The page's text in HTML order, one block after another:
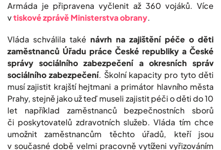
Armáda je připravena vyčlenit až 360 vojáků. Více
vtiskové zprávě Ministerstva obrany.
Vláda schválila také návrh na zajištění péče o děti
zaměstnanců Úřadu práce České republiky a České
správy sociálního zabezpečení a okresních správ
sociálního zabezpečení. Školní kapacity pro tyto děti
musí zajistit krajští hejtmani a primátor hlavního města
Prahy, stejně jako už teď museli zajistit péči o děti do 10
let například zaměstnanců bezpečnostních sborů
či poskytovatelů zdravotních služeb. Vláda tím chce
umožnit zaměstnancům těchto úřadů, kteří jsou
v současné době velmi pracovně vytíženi vyřizováním